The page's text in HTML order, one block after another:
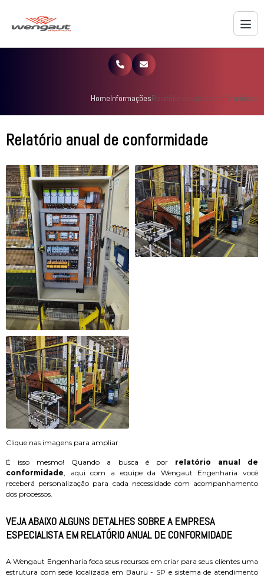
HomeInformaçõesRelatório anual de conformidade
Relatório anual de conformidade
Clique nas imagens para ampliar
É isso mesmo! Quando a busca é por relatório anual de
conformidade , aqui com a equipe da Wengaut Engenharia você
receberá personalização para cada necessidade com acompanhamento
dos processos.
VEJA ABAIXO ALGUNS DETALHES SOBRE A EMPRESA
ESPECIALISTA EM RELATÓRIO ANUAL DE CONFORMIDADE
A Wengaut Engenharia foca seus recursos em criar para seus clientes uma
estrutura com sede localizada em Bauru - SP e sistema de atendimento